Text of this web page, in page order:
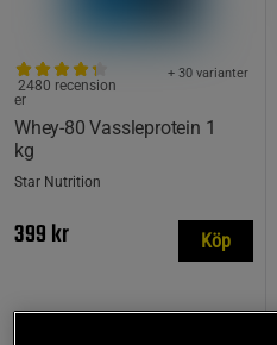
Whey-80 Vassleprotein 1
kg
+ 30 varianter
2480 recension
er
Star Nutrition
399 kr Köp